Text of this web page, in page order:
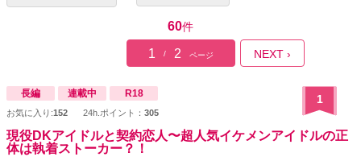
60件
1 / 2 ページ NEXT ›
長編 連載中 R18
お気に入り:152 24h.ポイント： 305
1
現役DKアイドルと契約恋人〜超人気イケメンアイドルの正
体は執着ストーカー？！